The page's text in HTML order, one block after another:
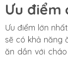
Ưu điểm
Ưu điểm lớn
sẽ có khả năng
ăn dần với